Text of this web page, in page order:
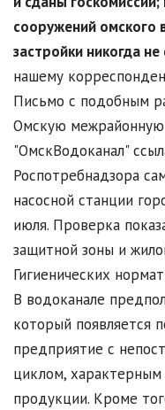
сооружений омского
застройки никогда
нашему
Письмо с подобным
Омскую
"ОмскВодоканал"
Роспотребнадзора
насосной станции
июля. Проверка
защитной зоны и
Гигиенических
В водоканале
который появляется
предприятие с
циклом,
продукции. Кроме